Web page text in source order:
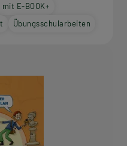
E-BOOK+
Übungsschularbeiten